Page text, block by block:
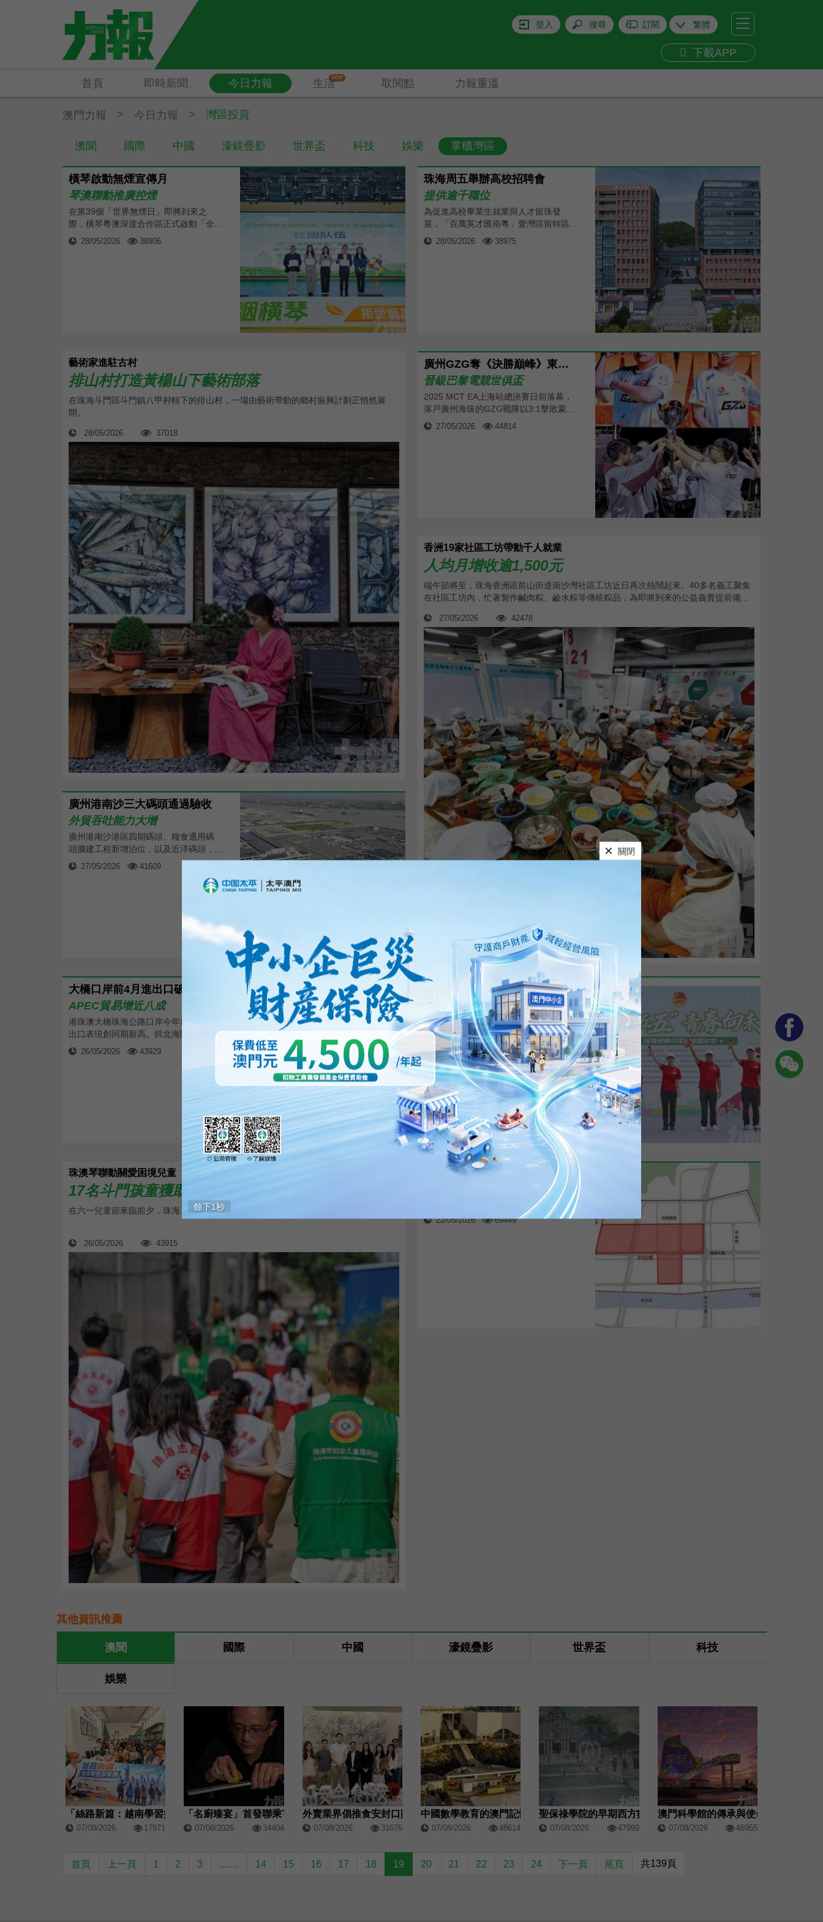
登入 搜尋 訂閱 繁體
下載APP
首頁 即時新聞 今日力報
澳聞 國際 中國 濠鏡疊影 世界盃 科技 娛樂 掌櫃灣區
生活NEW 取閱點 力報重溫
澳門力報 > 今日力報 > 灣區投資
橫琴啟動無煙宣傳月
琴澳聯動推廣控煙
在第39個「世界無煙日」即將到來之
際，橫琴粵澳深度合作區正式啟動「全...
28/05/2026 38906
藝術家進駐古村
排山村打造黃楊山下藝術部落
在珠海斗門區斗門鎮八甲村轄下的排山村，一場由藝術帶動的鄉村振興計劃正悄然展
開。
28/05/2026 37018
廣州港南沙三大碼頭通過驗收
外貿吞吐能力大增
廣州港南沙港區四期碼頭、糧食通用碼
頭擴建工程新增泊位，以及近洋碼頭，...
27/05/2026 41609
APEC貿易增近八成
港珠澳大橋珠海公路口岸今年前4個月進
出口表現創同期新高。拱北海關數據顯...
26/05/2026 43929
珠澳琴聯動關愛困境兒童
17名斗門孩童獲助學與愛心陪伴
在六一兒童節來臨前夕，珠海、澳門與橫琴三地攜手展開公益關愛行動。
26/05/2026 43915
珠海周五舉辦高校招聘會
提供逾千職位
為促進高校畢業生就業與人才留珠發
展，「百萬英才匯南粵」愛灣區留特區...
28/05/2026 38975
廣州GZG奪《決勝巔峰》東亞冠軍
晉級巴黎電競世俱盃
2025 MCT EA上海站總決賽日前落幕，
落戶廣州海珠的GZG戰隊以3:1擊敗蒙...
27/05/2026 44814
香洲19家社區工坊帶動千人就業
人均月增收逾1,500元
端午節將至，珠海香洲區前山街道南沙灣社區工坊近日再次熱鬧起來。40多名義工聚集
在社區工坊內，忙著製作鹹肉粽、鹼水粽等傳統粽品，為即將到來的公益義賣提前備...
27/05/2026 42478
珠港澳近500青年珠海徒步
紅色教育結合心理關懷深化灣區交流
由共青團珠海市委、珠海市青聯及珠海
市學聯主辦的「建功『十五五』．青春...
26/05/2026 43217
橫琴高鐵站項目有新進展
近日，廣東省公共資源交易平台公布了
《橫琴高鐵站站城融合戰略諮詢與設計...
22/05/2026 69449
其他資訊推薦
澳聞 國際 中國 濠鏡疊影 世界盃 科技
娛樂
「絲路新篇：越南學習探索團」圓滿結束
07/08/2026 17971
「名廚臻宴」首發聯乘Twelve 25演繹極致法式風雅
07/08/2026 34404
外賣業界倡推食安封口貼 拜會市政署獲積極回應
07/08/2026 31675
中國數學教育的澳門記憶
07/08/2026 48614
聖保祿學院的早期西方數學教育
07/08/2026 47999
澳門科學館的傳承與使命
07/08/2026 46955
首頁 上一頁 1 2 3 …… 14 15 16 17 18 19 20 21 22 23 24 下一頁 尾頁 共139頁